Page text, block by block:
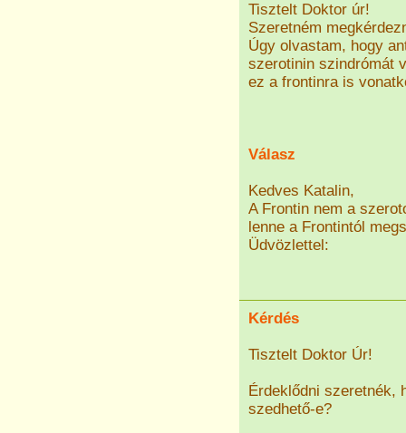
Tisztelt Doktor úr!
Szeretném
Úgy olvastam, hogy
szerotinin szindrómát
ez a frontinra is
Válasz
Kedves Katalin,
A Frontin nem a
lenne a Frontintól
Üdvözlettel:
Kérdés
Tisztelt Doktor Úr!
Érdeklődni szeretnék,
szedhető-e?